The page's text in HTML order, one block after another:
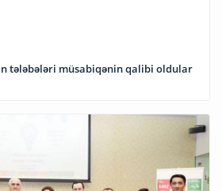
tələbələri müsabiqənin qalibi oldular